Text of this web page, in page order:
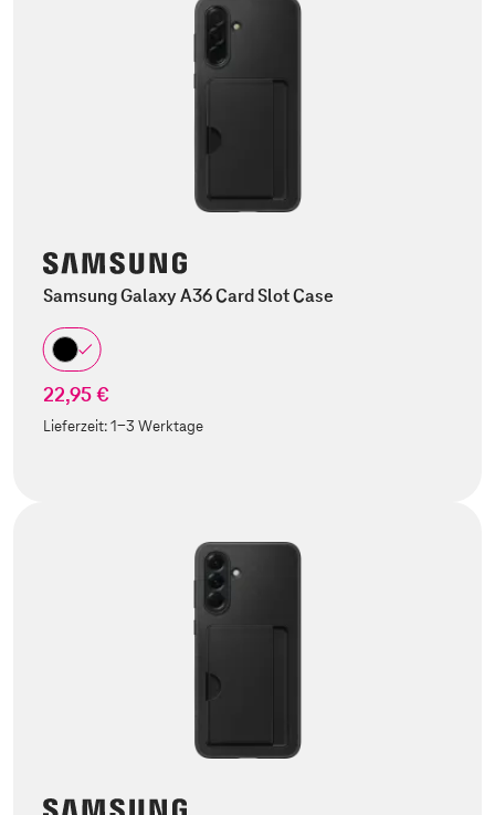
Samsung Galaxy A36 Card Slot Case
22,95 €
Lieferzeit:1-3 Werktage